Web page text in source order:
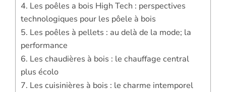
4. Les poêles a bois High Tech : perspectives
technologiques pour les pôele à bois
5. Les poêles à pellets : au delà de la mode; la
performance
6. Les chaudières à bois : le chauffage central
plus écolo
7. Les cuisinières à bois : le charme intemporel